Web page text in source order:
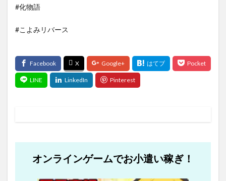
#化物語
#こよみリバース
オンラインゲームでお小遣い稼ぎ！